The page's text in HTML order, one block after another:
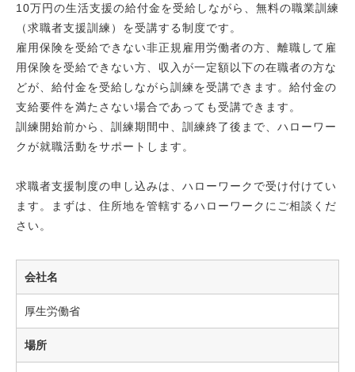
10万円の生活支援の給付金を受給しながら、無料の職業訓練
（求職者支援訓練）を受講する制度です。
雇用保険を受給できない非正規雇用労働者の方、離職して雇
用保険を受給できない方、収入が一定額以下の在職者の方な
どが、給付金を受給しながら訓練を受講できます。給付金の
支給要件を満たさない場合であっても受講できます。
訓練開始前から、訓練期間中、訓練終了後まで、ハローワー
クが就職活動をサポートします。
求職者支援制度の申し込みは、ハローワークで受け付けてい
ます。まずは、住所地を管轄するハローワークにご相談くだ
さい。
会社名
厚生労働省
場所